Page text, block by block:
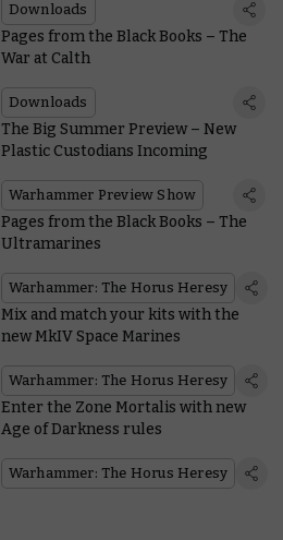
Downloads
Pages from the Black Books – The
War at Calth
Downloads
The Big Summer Preview – New
Plastic Custodians Incoming
Warhammer Preview Show
Pages from the Black Books – The
Ultramarines
Warhammer: The Horus Heresy
Mix and match your kits with the
new MkIV Space Marines
Warhammer: The Horus Heresy
Enter the Zone Mortalis with new
Age of Darkness rules
Warhammer: The Horus Heresy